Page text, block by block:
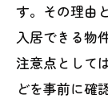
す。その理由
入居できる物
注意点として
どを事前に確